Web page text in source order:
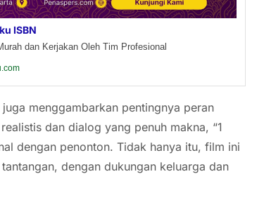
ISBN
dan Kerjakan Oleh Tim Profesional
menggambarkan pentingnya peran
dan dialog yang penuh makna, “1
dengan penonton. Tidak hanya itu, film ini
dengan dukungan keluarga dan